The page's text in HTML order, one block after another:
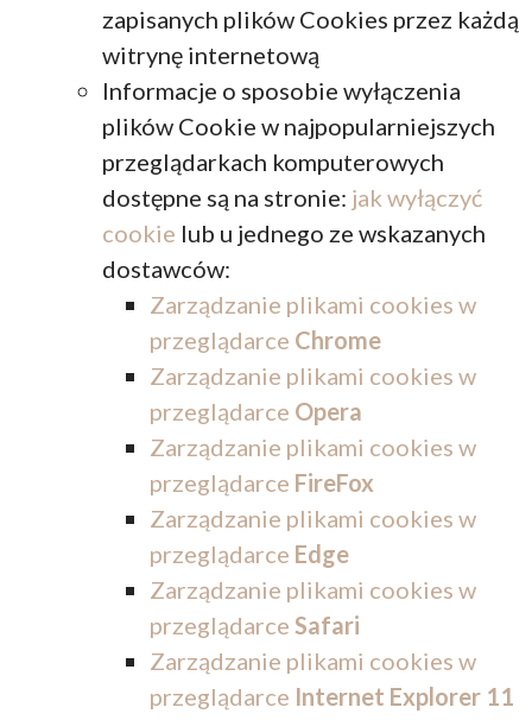
zapisanych plików Cookies przez każdą
witrynę internetową
Informacje o sposobie wyłączenia
plików Cookie w najpopularniejszych
przeglądarkach komputerowych
dostępne są na stronie: jak wyłączyć
cookie lub u jednego ze wskazanych
dostawców:
Zarządzanie plikami cookies w
przeglądarce Chrome
Zarządzanie plikami cookies w
przeglądarce Opera
Zarządzanie plikami cookies w
przeglądarce FireFox
Zarządzanie plikami cookies w
przeglądarce Edge
Zarządzanie plikami cookies w
przeglądarceSafari
Zarządzanie plikami cookies w
przeglądarce Internet Explorer 11